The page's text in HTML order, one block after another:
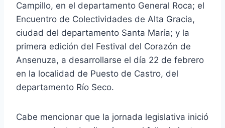
Campillo, en el departamento General Roca; el
Encuentro de Colectividades de Alta Gracia,
ciudad del departamento Santa María; y la
primera edición del Festival del Corazón de
Ansenuza, a desarrollarse el día 22 de febrero
en la localidad de Puesto de Castro, del
departamento Río Seco.
Cabe mencionar que la jornada legislativa inició